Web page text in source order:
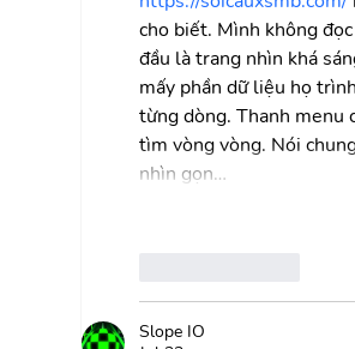
cho biết. Mình không
đầu là trang nhìn khá
mấy phần dữ liệu họ
từng dòng. Thanh menu
tìm vòng vòng. Nói
nhìn gọn…
Slope IO